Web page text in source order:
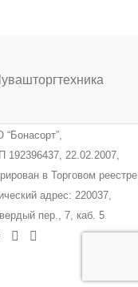
192396437, 22.02.2007,
в Торговом реестре
адрес: 220037,
пер., 7, каб. 5